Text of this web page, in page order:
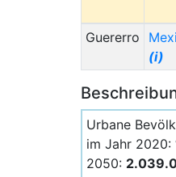
Guererro
(i)
Urbane
im Jahr 2020:
2050: